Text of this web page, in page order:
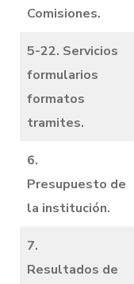
Comisiones.
5-22. Servicios
formularios
formatos
tramites.
6.
Presupuesto de
la institución.
7.
Resultados de